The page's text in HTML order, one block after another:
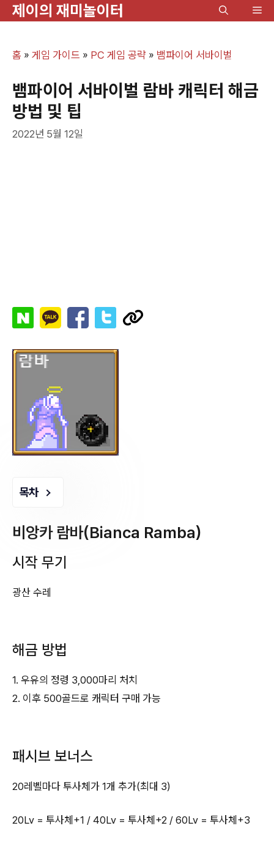
제이의 재미놀이터
메
홈 » 게임 가이드 » PC 게임 공략 » 뱀파이어 서바이벌
뱀파이어 서바이벌 람바 캐릭터 해금
방법 및 팁
2022년 5월 12일
목차
비앙카 람바(Bianca Ramba)
시작 무기
광산 수레
해금 방법
1. 우유의 정령 3,000마리 처치
2. 이후 500골드로 캐릭터 구매 가능
패시브 보너스
20레벨마다 투사체가 1개 추가(최대 3)
20Lv = 투사체+1 / 40Lv = 투사체+2 / 60Lv = 투사체+3